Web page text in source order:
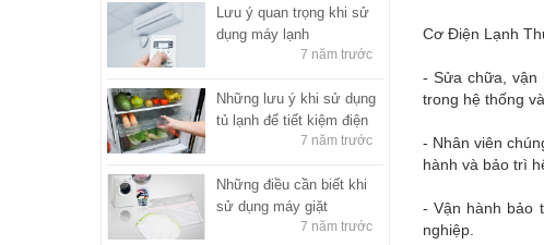
Cơ Điện Lạnh
- Sửa chữa, vận
trong hệ thống
- Nhân viên
hành và bảo trì
- Vận hành bảo
nghiệp.
Lưu ý quan trọng khi sử
dụng máy lạnh
7 năm trước
Những lưu ý khi sử dụng
tủ lạnh để tiết kiệm điện
7 năm trước
Những điều cần biết khi
sử dụng máy giặt
7 năm trước